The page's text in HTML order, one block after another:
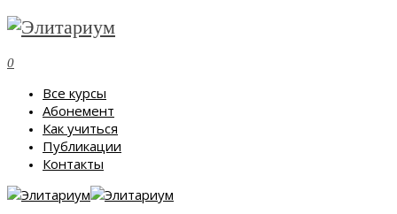
0
Все курсы
Абонемент
Как учиться
Публикации
Контакты